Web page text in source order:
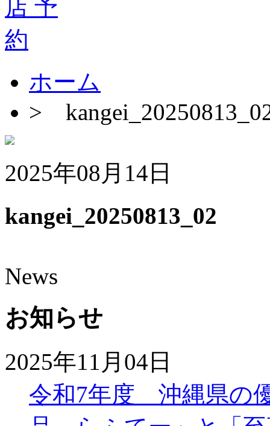
ホーム
>
2025年08月14日
kangei_20250813_02
News
お知らせ
2025年11月04日
令和7年度 沖縄県の